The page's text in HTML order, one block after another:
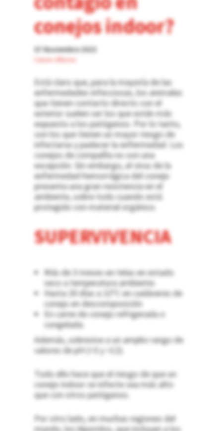
conejos indoor?
07 Noviembre 2023
Casos clínicos
Está claro que, para la mayoría de las
enfermedades infecciosas, los animales
que tienen contacto directo con el
exterior suelen ser los que están más
expuesto a los patógenos. Por lo tanto,
son los que tienen un mayor riesgo de
infectarse y padecer la enfermedad. Los
conejos de compañía no son una
excepción. Sin embargo, el virus de la
enfermedad hemorrágica del conejo
presenta una gran resistencia en el
ambiente, sobre todo cuando está
protegido con material orgánico.
SUPERVIVENCIA
Más de 3 meses en telas en estado
seco a temperatura ambiente.
Hasta 20 días a 22ºC en cadáveres de
conejo en descomposición
En carne de conejo refrigerada o
congelada.
Además, sobrevive a un amplio rango de
valores de pH (>3 y <12).
Todo ello hace que el riesgo de que un
conejo indoor se infecte sea más alto
que con otros patógenos.
Por otro lado, en muchas regiones del